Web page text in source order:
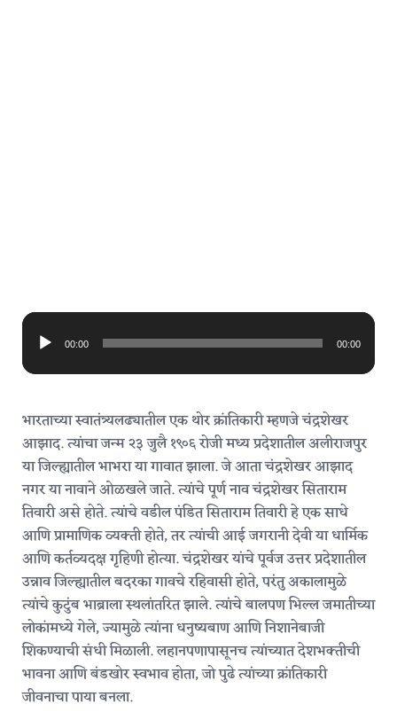
Audio
Player
00:00 00:00
भारताच्या स्वातंत्र्यलढ्यातील एक थोर क्रांतिकारी म्हणजे चंद्रशेखर
आझाद. त्यांचा जन्म २३ जुलै १९०६ रोजी मध्य प्रदेशातील अलीराजपुर
या जिल्ह्यातील भाभरा या गावात झाला. जे आता चंद्रशेखर आझाद
नगर या नावाने ओळखले जाते. त्यांचे पूर्ण नाव चंद्रशेखर सिताराम
तिवारी असे होते. त्यांचे वडील पंडित सिताराम तिवारी हे एक साधे
आणि प्रामाणिक व्यक्ती होते, तर त्यांची आई जगरानी देवी या धार्मिक
आणि कर्तव्यदक्ष गृहिणी होत्या. चंद्रशेखर यांचे पूर्वज उत्तर प्रदेशातील
उन्नाव जिल्ह्यातील बदरका गावचे रहिवासी होते, परंतु अकालामुळे
त्यांचे कुटुंब भाब्राला स्थलांतरित झाले. त्यांचे बालपण भिल्ल जमातीच्या
लोकांमध्ये गेले, ज्यामुळे त्यांना धनुष्यबाण आणि निशानेबाजी
शिकण्याची संधी मिळाली. लहानपणापासूनच त्यांच्यात देशभक्तीची
भावना आणि बंडखोर स्वभाव होता, जो पुढे त्यांच्या क्रांतिकारी
जीवनाचा पाया बनला.